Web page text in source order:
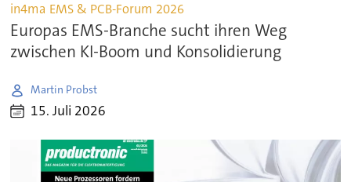
in4ma EMS & PCB-Forum 2026
Europas EMS-Branche sucht ihren Weg
zwischen KI-Boom und Konsolidierung
Martin Probst
15. Juli 2026